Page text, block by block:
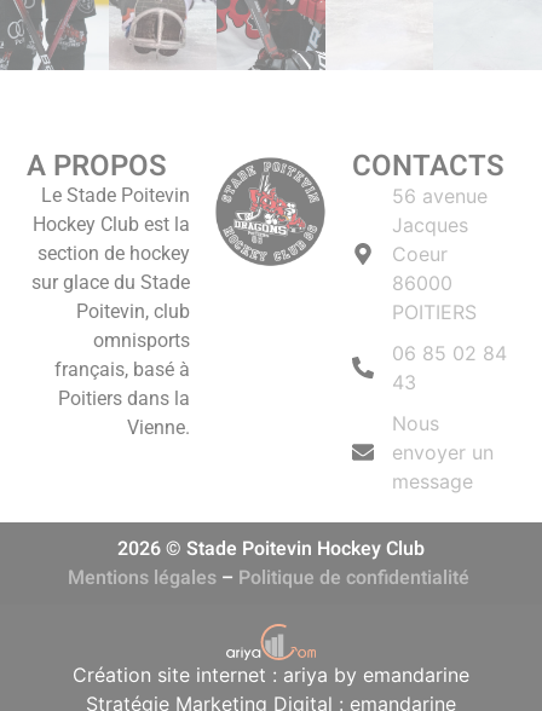
A PROPOS
Le Stade Poitevin
Hockey Club est la
section de hockey
sur glace du Stade
Poitevin, club
omnisports
français, basé à
Poitiers dans la
Vienne.
CONTACTS
56 avenue
Jacques
Coeur
86000
POITIERS
06 85 02 84
43
Nous
envoyer un
message
2026 © Stade Poitevin Hockey Club
Mentions légales – Politique de confidentialité
Création site internet : ariya by emandarine
Stratégie Marketing Digital : emandarine